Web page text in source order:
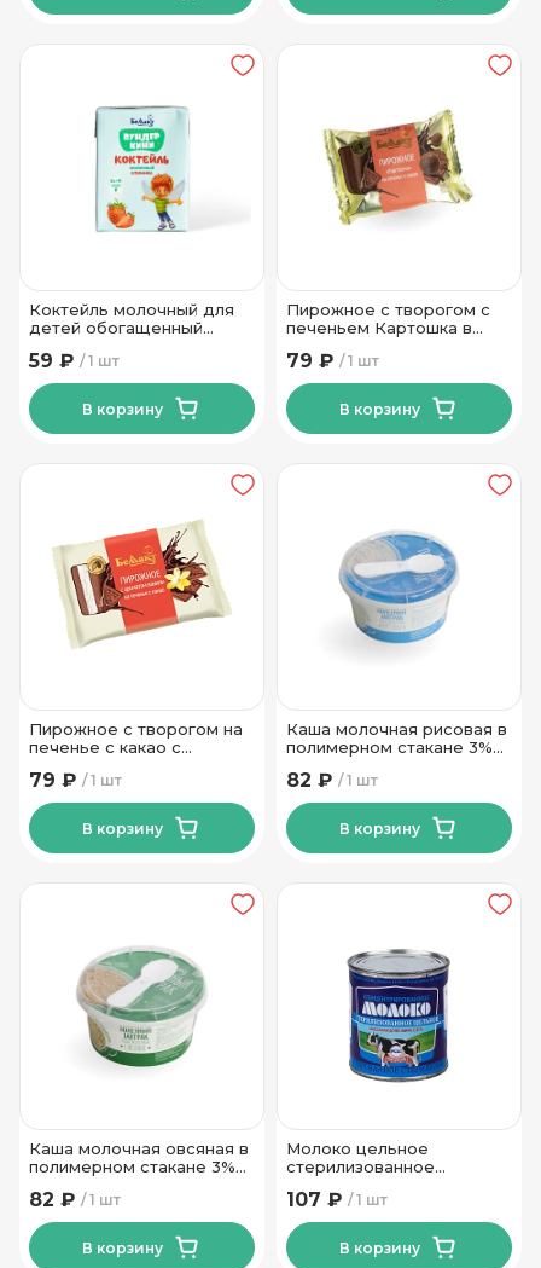
Коктейль молочный для
детей обогащенный
клубники 2.5% 210 гр Тм
Беллакт
1 шт
59 ₽
В корзину
Пирожное с творогом с
печеньем Картошка в
Беллакт1 шт
79 ₽
В корзину
Пирожное с творогом на
печенье с какао с
75гр Тм Беллакт
1 шт
79 ₽
В корзину
Каша молочная рисовая в
полимерном стакане 3%
1 шт
82 ₽
В корзину
Каша молочная овсяная в
полимерном стакане 3%
1 шт
82 ₽
В корзину
Молоко цельное
стерилизованное
ТМ Рогачевъ 300 гр
1 шт
107 ₽
В корзину